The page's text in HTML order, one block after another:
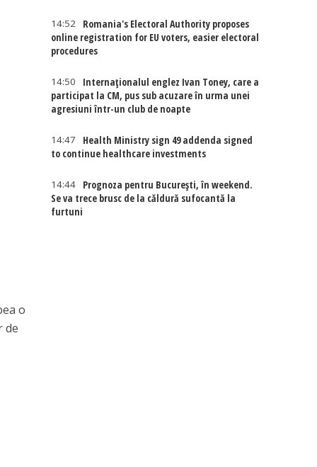
o
de
14:52
Romania's Electoral Authority proposes
online registration for EU voters, easier electoral
procedures
14:50
Internaţionalul englez Ivan Toney, care a
participat la CM, pus sub acuzare în urma unei
agresiuni într-un club de noapte
14:47
Health Ministry sign 49 addenda signed
to continue healthcare investments
14:44
Prognoza pentru București, în weekend.
Se va trece brusc de la căldură sufocantă la
furtuni